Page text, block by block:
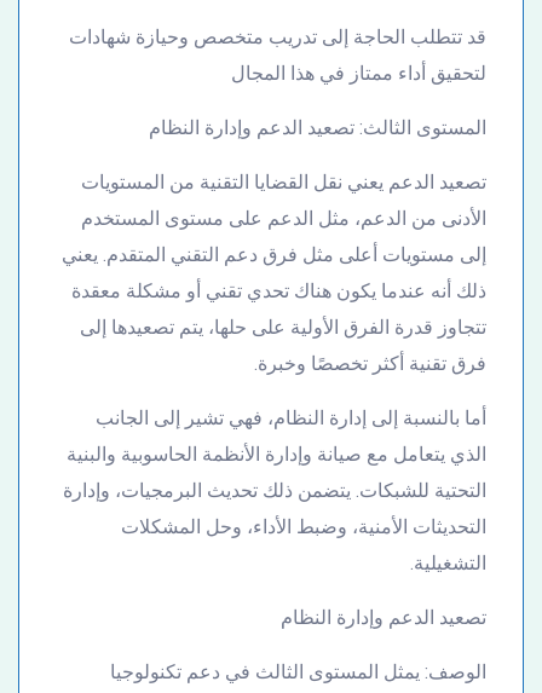
قد تتطلب الحاجة إلى تدريب متخصص وحيازة شهادات
لتحقيق أداء ممتاز في هذا المجال
المستوى الثالث: تصعيد الدعم وإدارة النظام
تصعيد الدعم يعني نقل القضايا التقنية من المستويات
الأدنى من الدعم، مثل الدعم على مستوى المستخدم
إلى مستويات أعلى مثل فرق دعم التقني المتقدم. يعني
ذلك أنه عندما يكون هناك تحدي تقني أو مشكلة معقدة
تتجاوز قدرة الفرق الأولية على حلها، يتم تصعيدها إلى
فرق تقنية أكثر تخصصًا وخبرة.
أما بالنسبة إلى إدارة النظام، فهي تشير إلى الجانب
الذي يتعامل مع صيانة وإدارة الأنظمة الحاسوبية والبنية
التحتية للشبكات. يتضمن ذلك تحديث البرمجيات، وإدارة
التحديثات الأمنية، وضبط الأداء، وحل المشكلات
التشغيلية.
تصعيد الدعم وإدارة النظام
الوصف: يمثل المستوى الثالث في دعم تكنولوجيا